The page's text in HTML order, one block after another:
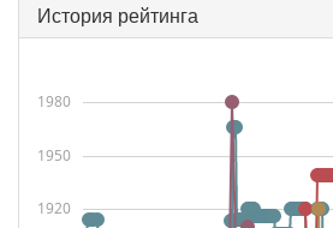
История рейтинга
1920
1950
1980